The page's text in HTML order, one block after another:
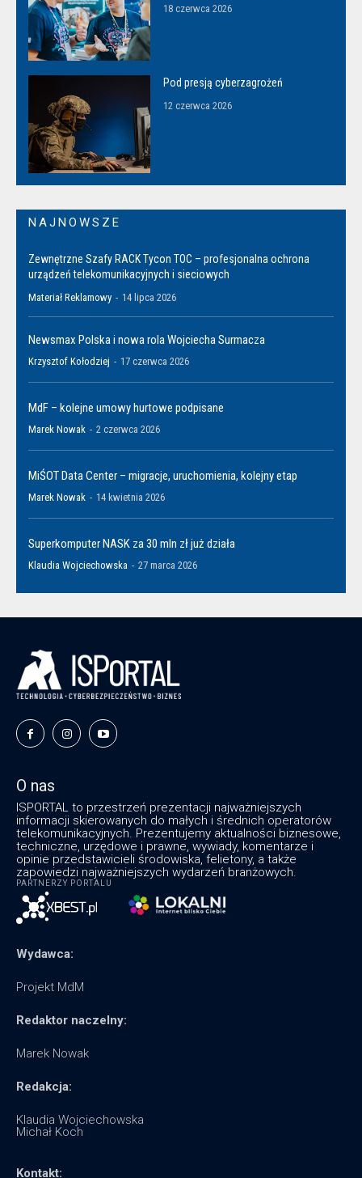
18 czerwca 2026
Pod presją cyberzagrożeń
12 czerwca 2026
NAJNOWSZE
Zewnętrzne Szafy RACK Tycon TOC – profesjonalna ochrona
urządzeń telekomunikacyjnych i sieciowych
Materiał Reklamowy - 14 lipca 2026
Newsmax Polska i nowa rola Wojciecha Surmacza
Krzysztof Kołodziej - 17 czerwca 2026
MdF – kolejne umowy hurtowe podpisane
Marek Nowak - 2 czerwca 2026
MiŚOT Data Center – migracje, uruchomienia, kolejny etap
Marek Nowak - 14 kwietnia 2026
Superkomputer NASK za 30 mln zł już działa
Klaudia Wojciechowska - 27 marca 2026
O nas
ISPORTAL to przestrzeń prezentacji najważniejszych
informacji skierowanych do małych i średnich operatorów
telekomunikacyjnych. Prezentujemy aktualności biznesowe,
techniczne, urzędowe i prawne, wywiady, komentarze i
opinie przedstawicieli środowiska, felietony, a także
zapowiedzi najważniejszych wydarzeń branżowych.
PARTNERZY PORTALU
Wydawca:
Projekt MdM
Redaktor naczelny:
Marek Nowak
Redakcja:
Klaudia Wojciechowska
Michał Koch
Kontakt: